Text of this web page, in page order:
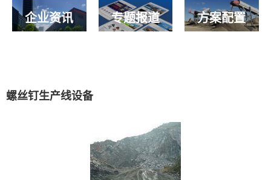
企业资讯 专题报道 方案配置
螺丝钉生产线设备